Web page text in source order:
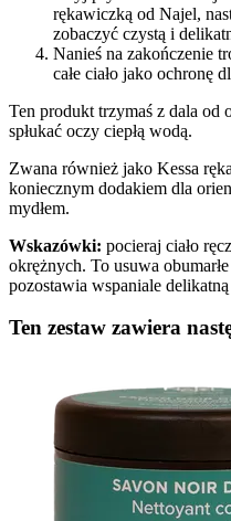
rękawiczką od Najel,
zobaczyć czystą i
Nanieś na zakończenie
całe ciało jako ochronę
Ten produkt trzymaś z dala od
spłukać oczy ciepłą wodą.
Zwana również jako Kessa
koniecznym dodakiem dla
mydłem.
Wskazówki: pocieraj ciało
okrężnych. To usuwa
pozostawia wspaniale
Ten zestaw zawiera